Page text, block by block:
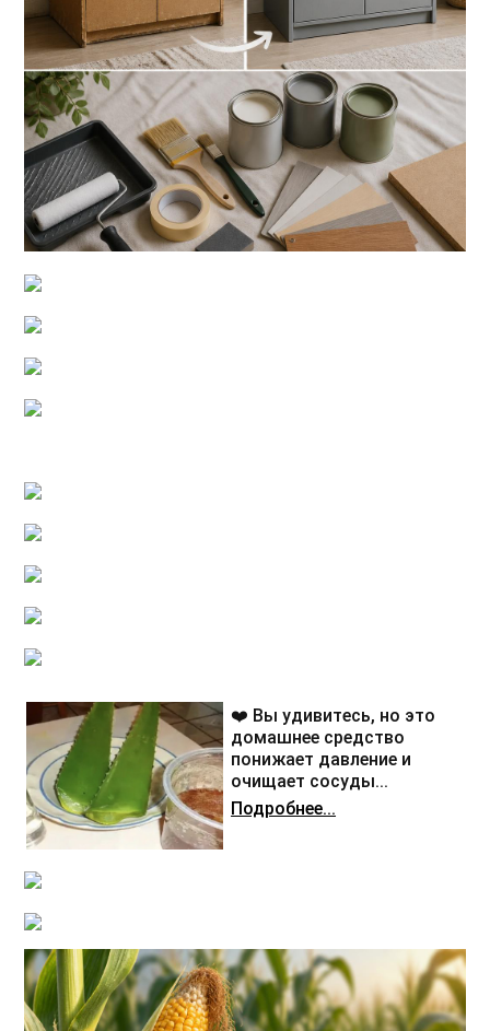
❤️ Вы удивитесь, но это
домашнее средство
понижает давление и
очищает сосуды...
Подробнее...